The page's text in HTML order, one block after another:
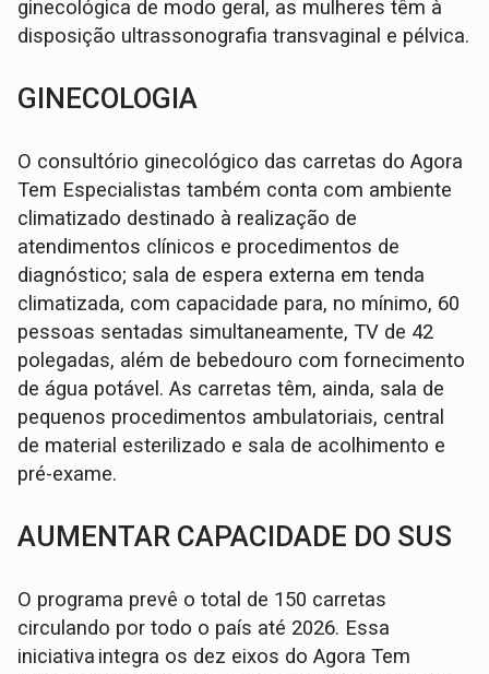
ginecológica de modo geral, as mulheres têm à
disposição ultrassonografia transvaginal e pélvica.
GINECOLOGIA
O consultório ginecológico das carretas do Agora
Tem Especialistas também conta com ambiente
climatizado destinado à realização de
atendimentos clínicos e procedimentos de
diagnóstico; sala de espera externa em tenda
climatizada, com capacidade para, no mínimo, 60
pessoas sentadas simultaneamente, TV de 42
polegadas, além de bebedouro com fornecimento
de água potável. As carretas têm, ainda, sala de
pequenos procedimentos ambulatoriais, central
de material esterilizado e sala de acolhimento e
pré-exame.
AUMENTAR CAPACIDADE DO SUS
O programa prevê o total de 150 carretas
circulando por todo o país até 2026. Essa
iniciativa integra os dez eixos do Agora Tem